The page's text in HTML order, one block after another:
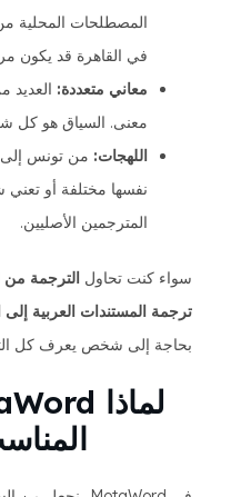
المصطلحات المحلية
في القاهرة قد يكون
معاني متعددة: العديد
معنى. السياق هو كل
اللهجات: من تونس إلى
نفسها مختلفة أو
المترجمين الأصليين.
سواء كنت تحاول الترجمة من
ترجمة المستندات العربية إلى
بحاجة إلى شخص يعرف كل